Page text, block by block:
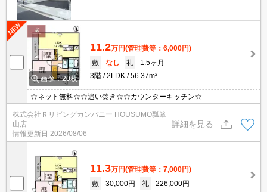
画像：20枚
11.2万円(管理費等：6,000円)
敷
なし 礼
1.5ヶ月
3階
2LDK 56.37m²
☆ネット無料☆☆追い焚き☆☆カウンターキッチン☆
株式会社Ｒリビングカンパニー HOUSUMO瓢箪
山店
情報更新日 2026/08/06
詳細を見る
11.3万円(管理費等：7,000円)
敷
30,000円 礼
226,000円